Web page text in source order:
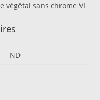
végétal sans chrome VI
ND